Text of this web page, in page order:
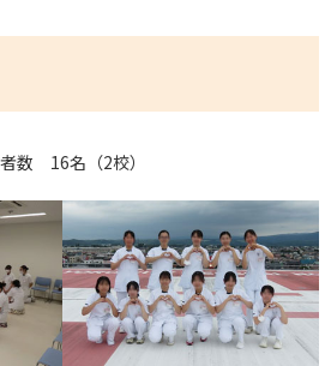
16名（2校）